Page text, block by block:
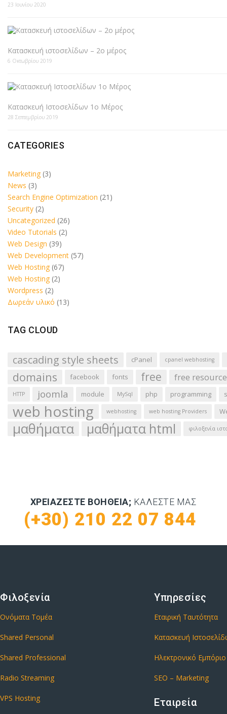
23 Ιουνίου 2020
Κατασκευή ιστοσελίδων – 2ο μέρος
6 Οκτωβρίου 2019
Κατασκευή Ιστοσελίδων 1ο Μέρος
28 Σεπτεμβρίου 2019
CATEGORIES
Marketing (3)
News (3)
Search Engine Optimization (21)
Security (2)
Uncategorized (26)
Video Tutorials (2)
Web Design (39)
Web Development (57)
Web Hosting (67)
Web Hosting (2)
Wordpress (2)
Δωρεάν υλικό (13)
TAG CLOUD
cascading style sheets cPanel cpanel webhosting
domains facebook fonts free free
HTTP joomla module MySql php programming
web hosting webhosting web hosting Providers
μαθήματα μαθήματα html φιλοξενία
ΧΡΕΙΆΖΕΣΤΕ ΒΟΉΘΕΙΑ; ΚΑΛΈΣΤΕ ΜΑΣ
(+30) 210 22 07 844
Φιλοξενία
Ονόματα Τομέα
Shared Personal
Shared Professional
Radio Streaming
VPS Hosting
Υπηρεσίες
Εταιρική Ταυτότητα
Κατασκευή
Ηλεκτρονικό Εμπόριο
SEO – Marketing
Εταιρεία